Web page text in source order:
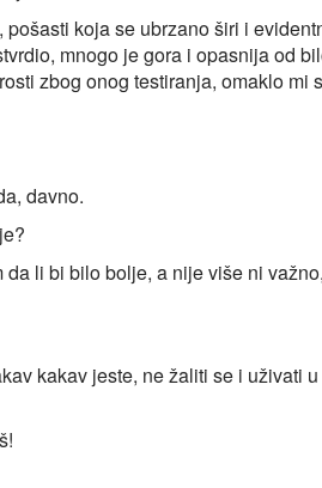
koja se ubrzano širi i
mnogo je gora i opasnija od
zbog onog testiranja, omaklo mi
davno.
li bi bilo bolje, a nije više ni
kakav jeste, ne žaliti se i uživati